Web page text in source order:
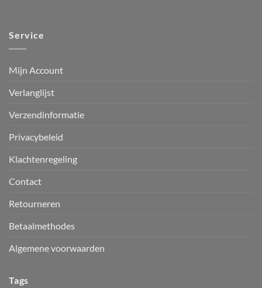
Service
Mijn Account
Verlanglijst
Verzendinformatie
Privacybeleid
Klachtenregeling
Contact
Retourneren
Betaalmethodes
Algemene voorwaarden
Tags